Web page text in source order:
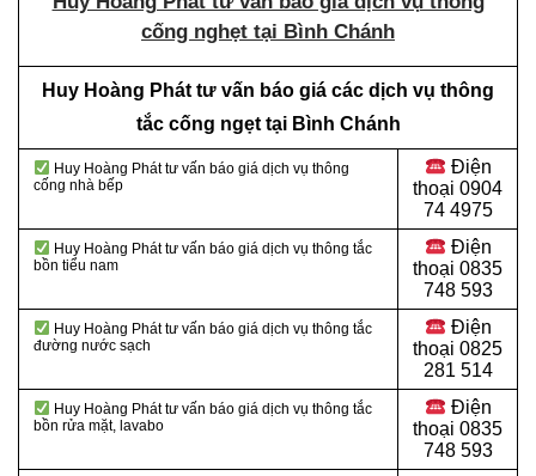
cống nghẹt tại Bình Chánh
Huy Hoàng Phát tư vấn báo giá các dịch vụ thông
tắc cống ngẹt tại Bình Chánh
Huy Hoàng Phát tư vấn báo giá dịch vụ thông
cống nhà bếp
Điện
thoại 0904
74 4975
Huy Hoàng Phát tư vấn báo giá dịch vụ thông tắc
bồn tiểu nam
Điện
thoại 0835
748 593
Huy Hoàng Phát tư vấn báo giá dịch vụ thông tắc
đường nước sạch
Điện
thoại 0825
281 514
Huy Hoàng Phát tư vấn báo giá dịch vụ thông tắc
bồn rửa mặt, lavabo
Điện
thoại 0835
748 593